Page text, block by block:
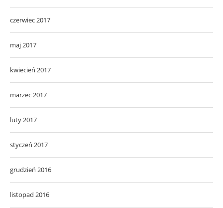
czerwiec 2017
maj 2017
kwiecień 2017
marzec 2017
luty 2017
styczeń 2017
grudzień 2016
listopad 2016